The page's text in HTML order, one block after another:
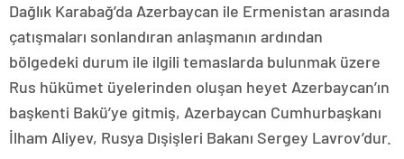
Dağlık Karabağ’da Azerbaycan ile Ermenistan arasında
çatışmaları sonlandıran anlaşmanın ardından
bölgedeki durum ile ilgili temaslarda bulunmak üzere
Rus hükümet üyelerinden oluşan heyet Azerbaycan’ın
başkenti Bakü’ye gitmiş, Azerbaycan Cumhurbaşkanı
İlham Aliyev, Rusya Dışişleri Bakanı Sergey Lavrov’dur.